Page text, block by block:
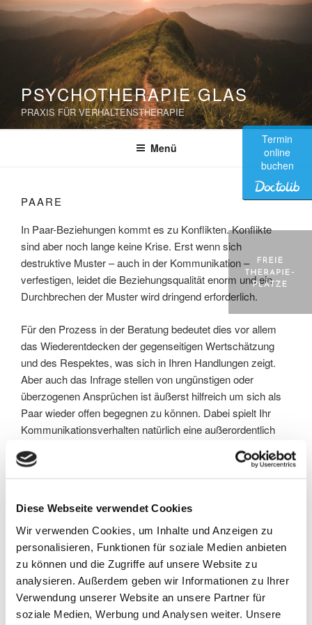
Diese Webseite verwendet Cookies
Wir verwenden Cookies, um Inhalte und Anzeigen zu
personalisieren, Funktionen für soziale Medien anbieten
zu können und die Zugriffe auf unsere Website zu
analysieren. Außerdem geben wir Informationen zu Ihrer
Verwendung unserer Website an unsere Partner für
soziale Medien, Werbung und Analysen weiter. Unsere
Zum
Inhalt
springen
PSYCHOTHERAPIE GLAS
PRAXIS FÜR VERHALTENSTHERAPIE
Menü
PAARE
In Paar-Beziehungen kommt es zu Konflikten. Konflikte
sind aber noch lange keine Krise. Erst wenn sich
destruktive Muster – auch in der Kommunikation –
verfestigen, leidet die Beziehungsqualität enorm und ein
Durchbrechen der Muster wird dringend erforderlich.
Für den Prozess in der Beratung bedeutet dies vor allem
das Wiederentdecken der gegenseitigen Wertschätzung
und des Respektes, was sich in Ihren Handlungen zeigt.
Aber auch das Infrage stellen von ungünstigen oder
überzogenen Ansprüchen ist äußerst hilfreich um sich als
Paar wieder offen begegnen zu können. Dabei spielt Ihr
Kommunikationsverhalten natürlich eine außerordentlich
Kommunikation ebenfalls zum Beratungsprozess gehört.
Und natürlich spielt auch Sexualität und Zärtlichkeit eine
Besondere und Einzigartige Ihrer Beziehung. Dies wieder
zu entdecken, um der Lust und Lebensenergie ausreichend
Platz zu geben, ist eines der zentralen Themen in der
Paarberatung.
Anzeichen von ernstzunehmenden Beziehungskrisen sind
folgende:
Termin
online
buchen